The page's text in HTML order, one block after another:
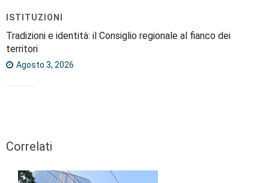
ISTITUZIONI
Tradizioni e identità: il Consiglio regionale al fianco dei
territori
Agosto 3, 2026
Correlati